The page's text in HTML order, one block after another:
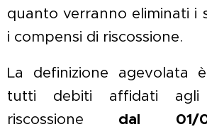
quanto verranno eliminati i
i compensi di riscossione.
La definizione agevolata
tutti debiti affidati agli
riscossione dal 01/